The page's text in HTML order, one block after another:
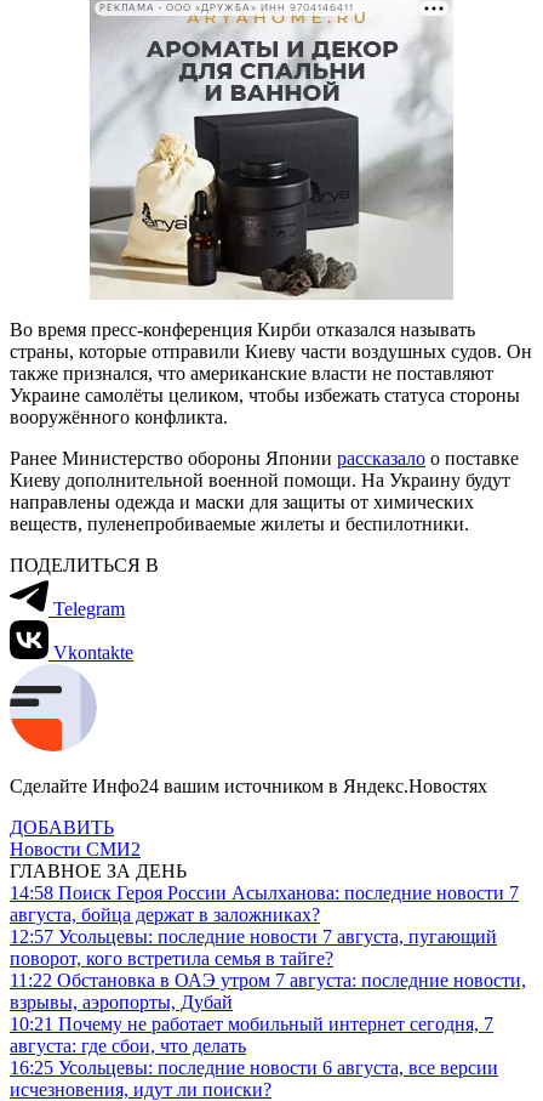
РЕКЛАМА • ООО «ДРУЖБА» ИНН 9704146411
Во время пресс-конференция Кирби отказался называть
страны, которые отправили Киеву части воздушных судов. Он
также признался, что американские власти не поставляют
Украине самолёты целиком, чтобы избежать статуса стороны
вооружённого конфликта.
Ранее Министерство обороны Японии рассказало о поставке
Киеву дополнительной военной помощи. На Украину будут
направлены одежда и маски для защиты от химических
веществ, пуленепробиваемые жилеты и беспилотники.
ПОДЕЛИТЬСЯ В
Telegram
Vkontakte
Сделайте Инфо24 вашим источником в Яндекс.Новостях
ДОБАВИТЬ
Новости СМИ2
ГЛАВНОЕ ЗА ДЕНЬ
14:58 Поиск Героя России Асылханова: последние новости 7
августа, бойца держат в заложниках?
12:57 Усольцевы: последние новости 7 августа, пугающий
поворот, кого встретила семья в тайге?
11:22 Обстановка в ОАЭ утром 7 августа: последние новости,
взрывы, аэропорты, Дубай
10:21 Почему не работает мобильный интернет сегодня, 7
августа: где сбои, что делать
16:25 Усольцевы: последние новости 6 августа, все версии
исчезновения, идут ли поиски?